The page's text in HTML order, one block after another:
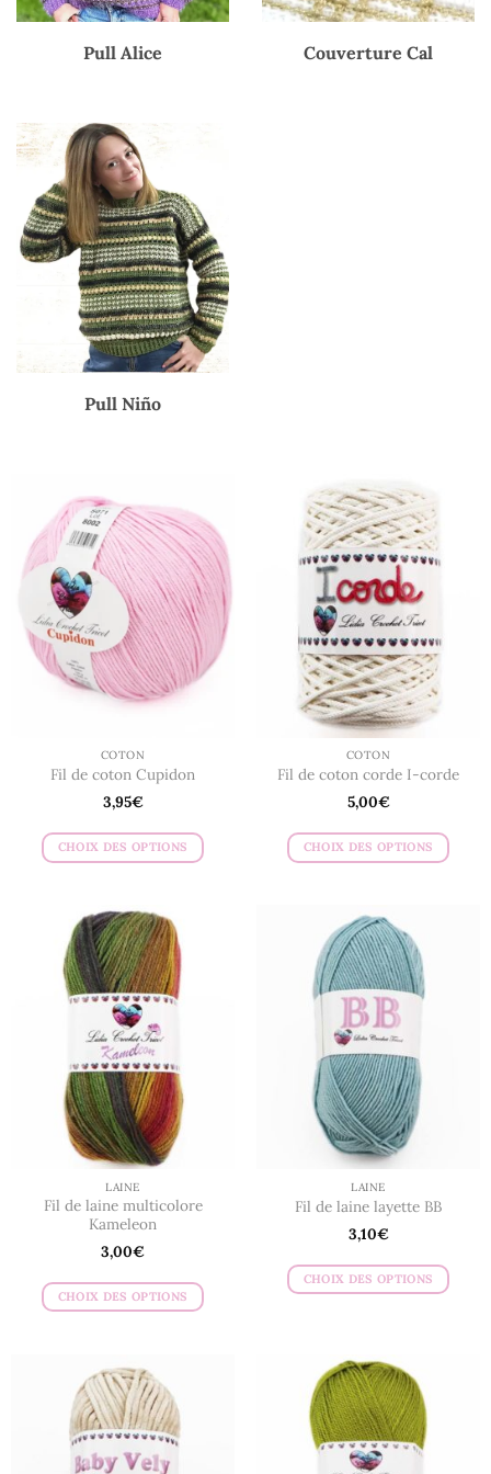
Pull Alice Couverture Cal
Pull Niño
COTON
Fil de coton Cupidon
3,95€
CHOIX DES OPTIONS
a
plusieurs
variations.
Les
options
peuvent
être
choisies
sur
la
page
du
produit
COTON
Fil de coton corde I-corde
5,00€
CHOIX DES OPTIONS
a
plusieurs
variations.
Les
options
peuvent
être
choisies
sur
la
page
du
produit
LAINE
Fil de laine multicolore
Kameleon
3,00€
CHOIX DES OPTIONS
a
plusieurs
variations.
Les
options
LAINE
Fil de laine layette BB
3,10€
CHOIX DES OPTIONS
plusieurs
variations.
Les
options
peuvent